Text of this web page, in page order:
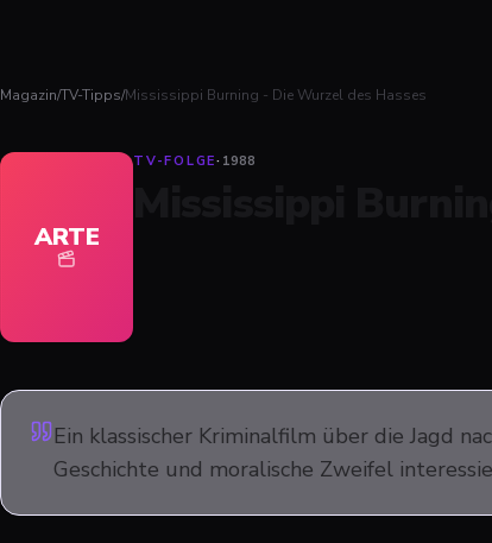
Magazin/TV-Tipps/Mississippi Burning - Die Wurzel des Hasses
ARTE
TV-FOLGE· 1988
Ein klassischer Kriminalfilm über die Jagd
Geschichte und moralische Zweifel